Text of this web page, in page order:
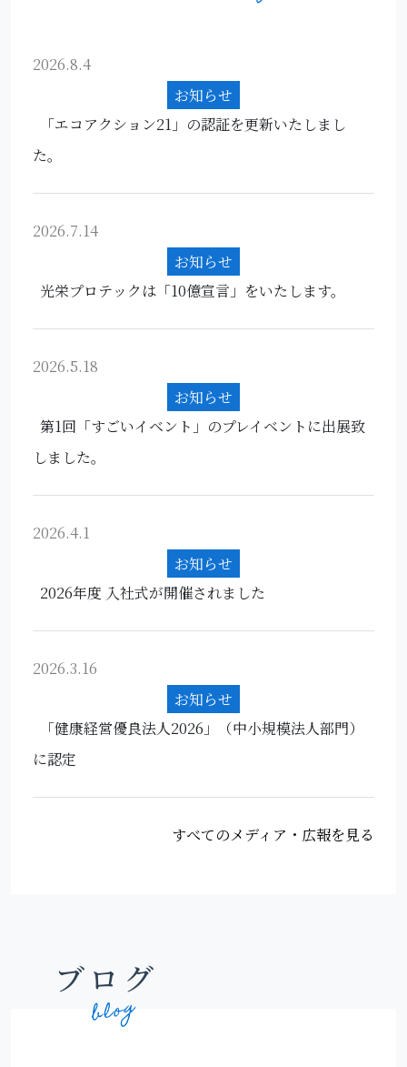
2026.8.4
お知らせ
「エコアクション21」の認証を更新いたしまし
た。
2026.7.14
お知らせ
光栄プロテックは「10億宣言」をいたします。
2026.5.18
お知らせ
第1回「すごいイベント」のプレイベントに出展致
しました。
2026.4.1
お知らせ
2026年度 入社式が開催されました
2026.3.16
お知らせ
「健康経営優良法人2026」（中小規模法人部門）
に認定
すべてのメディア・広報を見る
ブログ